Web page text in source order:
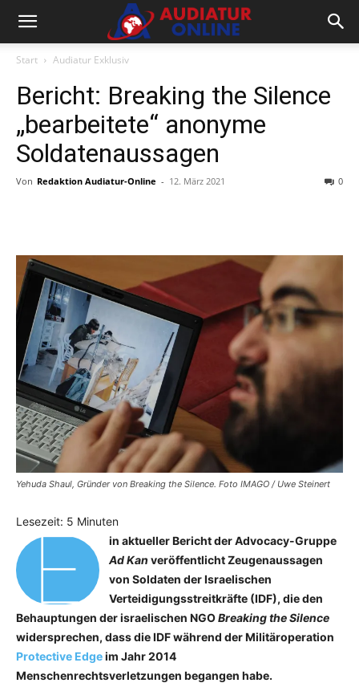
Start Audiatur Exklusiv
Bericht: Breaking the Silence
„bearbeitete“ anonyme
Soldatenaussagen
Von Redaktion Audiatur-Online - 12. März 2021 0
Yehuda Shaul, Gründer von Breaking the Silence. Foto IMAGO / Uwe Steinert
Lesezeit: 5 Minuten
E
in aktueller Bericht der Advocacy-Gruppe
Ad Kan veröffentlicht Zeugenaussagen
von Soldaten der Israelischen
Verteidigungsstreitkräfte (IDF), die den
Behauptungen der israelischen NGOBreaking the Silence
widersprechen, dass die IDF während der Militäroperation
Protective Edgeim Jahr 2014
Menschenrechtsverletzungen begangen habe.